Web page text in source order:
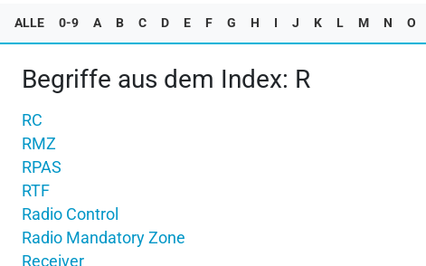
ALLE 0-9 A B C D E F G H I J K L M N O
Begriffe aus dem Index: R
RC
RMZ
RPAS
RTF
Radio Control
Radio Mandatory Zone
Receiver